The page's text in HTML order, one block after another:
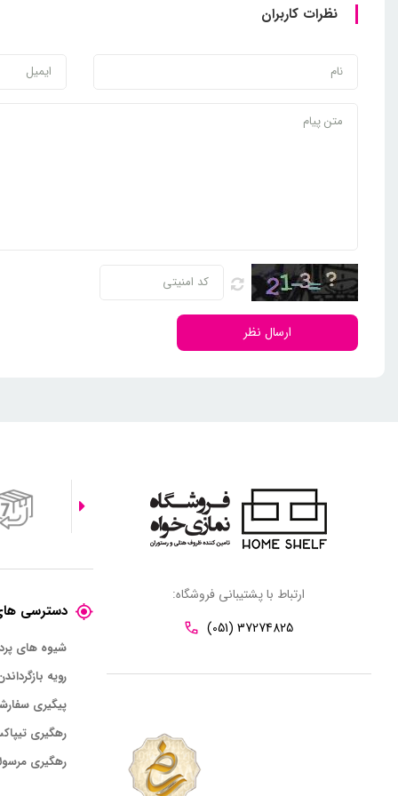
نظرات کاربران
ارسال نظر
ارتباط با پشتیبانی فروشگاه:
(051) 37274825
دسترسی
شیوه های
رویه
پیگیری
رهگیری
رهگیری